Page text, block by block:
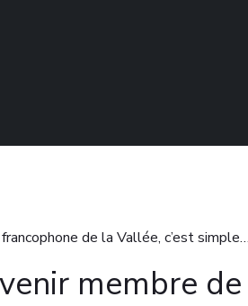
de la Vallée, c’est
membre de